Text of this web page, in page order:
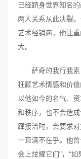
已经跻身世界知名的
两人关系从此决裂
艺术经销商，他注
大。
萨奇的我行我素
枉顾艺术情感和价
以他如今的名气、
和秩序，也不会造
廊接洽时，会要求
一直满不在乎。他
会上炫耀它们”，“